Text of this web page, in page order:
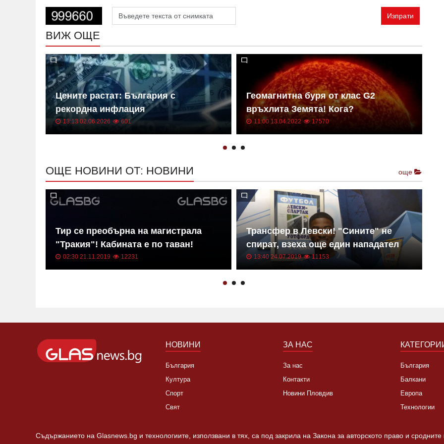
Изпрати
ВИЖ ОЩЕ
Цените растат: България с
рекордна инфлация
13:13 02.06.2026 601
Геомагнитна буря от клас G2
връхлита Земята! Кога?
11:00 13.04.2022 17570
ОЩЕ НОВИНИ ОТ: НОВИНИ още
Тир се преобърна на магистрала
"Тракия"! Кабината е по таван!
02:30 21.11.2019 12231
Трансфер в Левски! "Сините" не
спират, взеха още един нападател
13:40 24.07.2019 11153
НОВИНИ
България
Култура
Спорт
Свят
ЗА НАС
За нас
Контакти
Новини Пловдив
България
Балкани
Европа
Технологии
Съдържанието на Glasnews.bg и технологиите, използвани в тях, са под закрила на Закона за авторското право и